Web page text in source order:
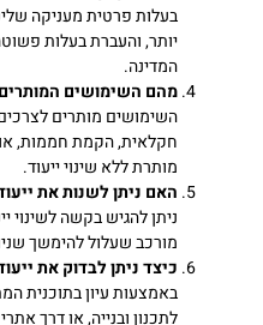
בעלות פרטית מעניקה
יותר, והעברת בעלות
המדינה.
מהם השימושים
השימושים מותרים
חקלאית, הקמת חממות, או
מותרת ללא שינוי ייעוד.
האם ניתן לשנות את
ניתן להגיש בקשה לשינוי
מורכב שעלול להימשך
כיצד ניתן לבדוק את
באמצעות עיון בתוכנית
לתכנון ובנייה, או דרך